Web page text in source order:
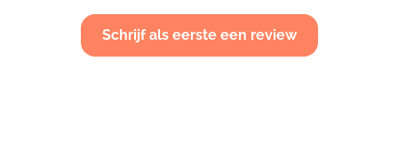
Schrijf als eerste een review